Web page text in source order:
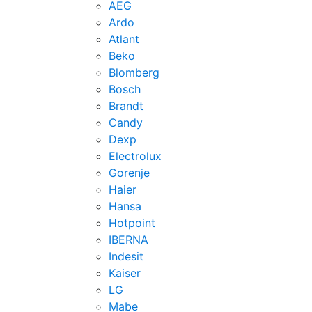
AEG
Ardo
Atlant
Beko
Blomberg
Bosch
Brandt
Candy
Dexp
Electrolux
Gorenje
Haier
Hansa
Hotpoint
IBERNA
Indesit
Kaiser
LG
Mabe